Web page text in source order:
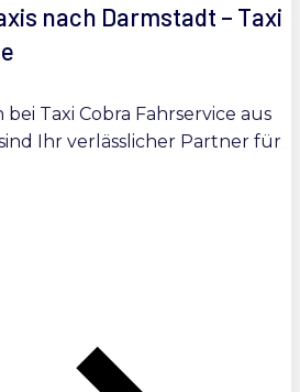
nach Darmstadt – Taxi
Taxi Cobra Fahrservice aus
Ihr verlässlicher Partner für